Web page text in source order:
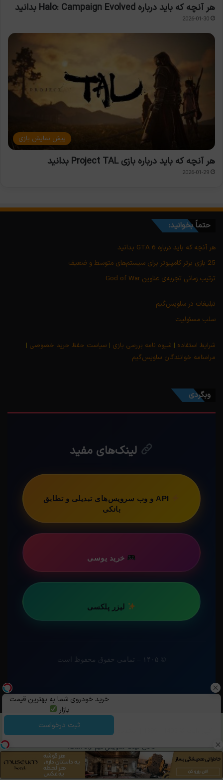
هر آنچه که باید درباره Halo: Campaign Evolved بدانید
2026-01-30
پیش نمایش بازی
هر آنچه که باید درباره بازی Project TAL بدانید
2026-01-29
حتماً بخوانید:
هر آنچه که باید درباره GTA 6 بدانید
25 بازی برتر کامپیوتر برای سیستم‌های متوسط و ضعیف
ترتیب زمانی تجربه‌ی عناوین God of War
تبلیغات در ساویس‌گیم
سلب مسئولیت
شرایط استفاده | شیوه نامه بررسی بازی | سیاست حفظ حریم خصوصی |
مرامنامه خوانندگان ساویس‌گیم
وبگردی
لینک‌های مفید
API و وب سرویس‌های تبدیلی و تطابق
بانکی
خرید یوسی
لیزر پلکسی
کپی رایت ©️ 1405 - 1399 | استفاده از مطالب ساویس‌گیم با ذکر منبع و قرار
دادن لینک ساویس‌گیم آزاد است.
تلگرام خوراک روبیکا OpenCritic
خرید خودروی شما به بهترین قیمت
بازار
ثبت درخواست